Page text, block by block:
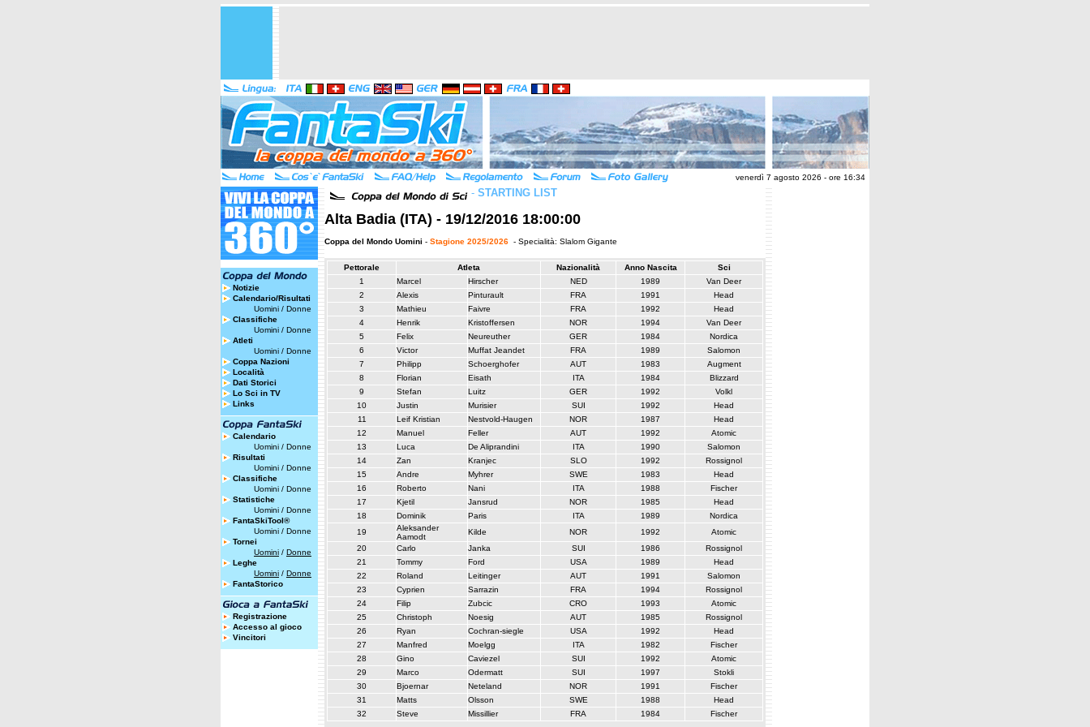
venerdì 7 agosto 2026 - ore 16:34
Notizie
Calendario/Risultati
Uomini / Donne
Classifiche
Uomini / Donne
Atleti
Uomini / Donne
Coppa Nazioni
Località
Dati Storici
Lo Sci in TV
Links
Calendario
Uomini / Donne
Risultati
Uomini / Donne
Classifiche
Uomini / Donne
Statistiche
Uomini / Donne
FantaSkiTool®
Uomini / Donne
Tornei
Uomini / Donne
Leghe
Uomini / Donne
FantaStorico
Registrazione
Accesso al gioco
Vincitori
- STARTING LIST
Alta Badia (ITA) - 19/12/2016 18:00:00
Coppa del Mondo Uomini - Stagione 2025/2026 - Specialità: Slalom Gigante
Pettorale Atleta Nazionalità Anno Nascita
Sci
1
Marcel Hirscher NED 1989
Van Deer
2
Alexis Pinturault FRA 1991
Head
3
Mathieu Faivre FRA 1992
Head
4
Henrik Kristoffersen NOR 1994
Van Deer
5
Felix Neureuther GER 1984
Nordica
6
Victor Muffat Jeandet FRA 1989
Salomon
7
Philipp Schoerghofer AUT 1983
Augment
8
Florian Eisath ITA 1984
Blizzard
9
Stefan Luitz GER 1992
Volkl
10
Justin Murisier SUI 1992
Head
11
Leif Kristian Nestvold-Haugen NOR 1987
Head
12
Manuel Feller AUT 1992
Atomic
13
Luca De Aliprandini ITA 1990
Salomon
14
Zan Kranjec SLO 1992
Rossignol
15
Andre Myhrer SWE 1983
Head
16
Roberto Nani ITA 1988
Fischer
17
Kjetil Jansrud NOR 1985
Head
18
Dominik Paris ITA 1989
Nordica
19
Aleksander
Aamodt
Kilde NOR 1992
Atomic
20
Carlo Janka SUI 1986
Rossignol
21
Tommy Ford USA 1989
Head
22
Roland Leitinger AUT 1991
Salomon
23
Cyprien Sarrazin FRA 1994
Rossignol
24
Filip Zubcic CRO 1993
Atomic
25
Christoph Noesig AUT 1985
Rossignol
26
Ryan Cochran-siegle USA 1992
Head
27
Manfred Moelgg ITA 1982
Fischer
28
Gino Caviezel SUI 1992
Atomic
29
Marco Odermatt SUI 1997
Stokli
30
Bjoernar Neteland NOR 1991
Fischer
31
Matts Olsson SWE 1988
Head
32
Steve Missillier FRA 1984 Fischer